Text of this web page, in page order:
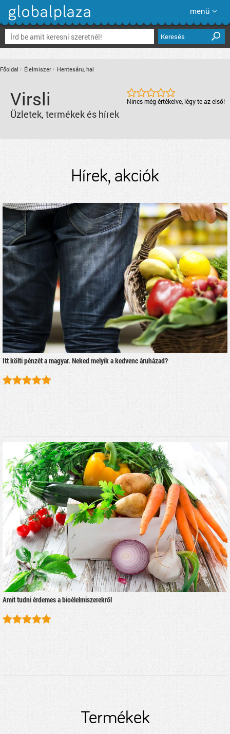
menü
Keresés
Főoldal Élelmiszer Hentesáru, hal
Virsli
Üzletek, termékek és hírek
Nincs még értékelve, légy te az első!
Hírek, akciók
Itt költi pénzét a magyar. Neked melyik a kedvenc áruházad?
Amit tudni érdemes a bioélelmiszerekről
Termékek